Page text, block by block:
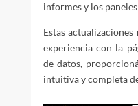
informes y los
Estas
experiencia con la
de datos,
intuitiva y completa